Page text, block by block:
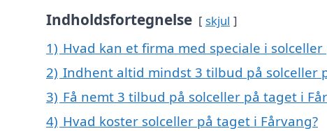
Indholdsfortegnelse skjul
1) Hvad kan et firma med speciale i
2) Indhent altid mindst 3 tilbud på solceller
3) Få nemt 3 tilbud på solceller på taget i
4) Hvad koster solceller på taget i Fårvang?